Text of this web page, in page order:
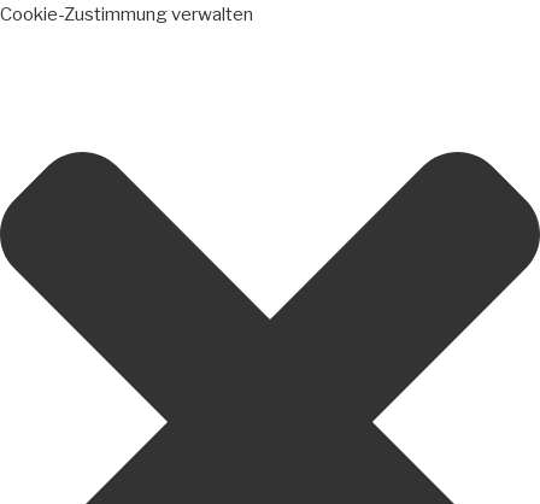
Cookie-Zustimmung verwalten